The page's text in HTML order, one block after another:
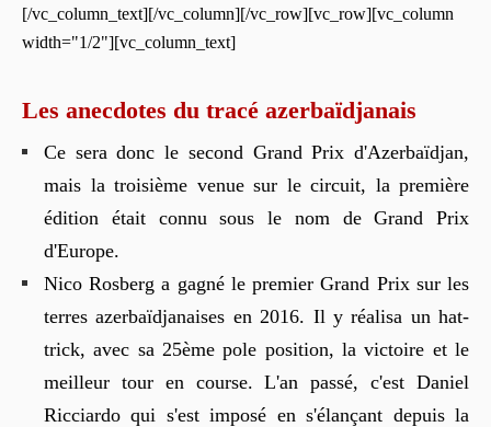
[/vc_column_text][/vc_column][/vc_row][vc_row][vc_column
width="1/2"][vc_column_text]
Les anecdotes du tracé azerbaïdjanais
Ce sera donc le second Grand Prix d'Azerbaïdjan,
mais la troisième venue sur le circuit, la première
édition était connu sous le nom de Grand Prix
d'Europe.
Nico Rosberg a gagné le premier Grand Prix sur les
terres azerbaïdjanaises en 2016. Il y réalisa un hat-
trick, avec sa 25ème pole position, la victoire et le
meilleur tour en course. L'an passé, c'est Daniel
Ricciardo qui s'est imposé en s'élançant depuis la